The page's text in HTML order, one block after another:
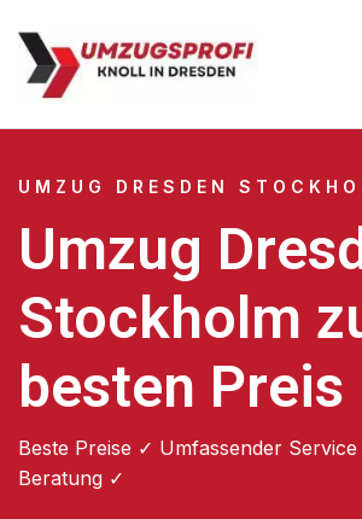
UMZUG DRESDEN
Umzug
Stockholm
besten Preis
Beste Preise ✓ Umfassender
Beratung ✓